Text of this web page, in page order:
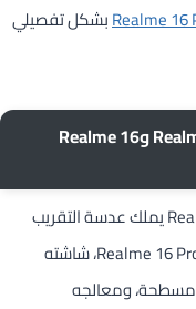
بشكل تفصيلي
ما الفرق الرئيسي بين Realme 16 Pro Plus وRealme 16
الفرق الأبرز في ثلاثة أشياء: Realme 16 Pro Plus يملك عدسة التقريب
البيريسكوب 50 ميجابكسل التي لا توجد في Realme 16 Pro، شاشته
منحنية الحواف بينما شاشة Realme 16 Pro مسطحة، ومعالجه